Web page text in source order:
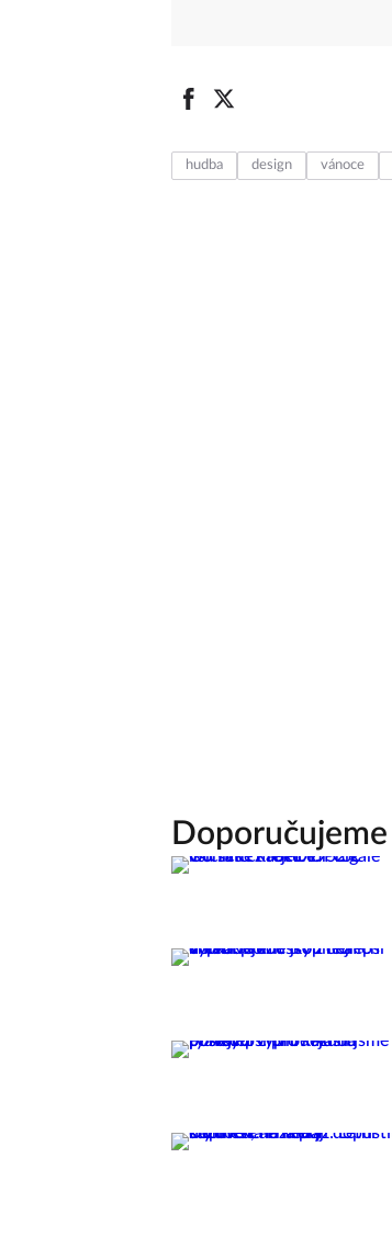
hudba design vánoce
Doporučujeme